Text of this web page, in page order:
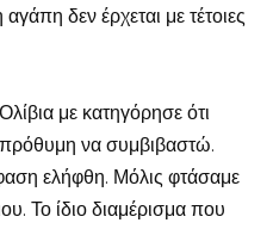
δεν έρχεται με τέτοιες
με κατηγόρησε ότι
να συμβιβαστώ.
ελήφθη. Μόλις φτάσαμε
Το ίδιο διαμέρισμα που